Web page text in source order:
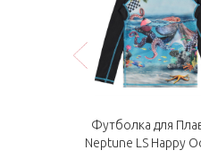
Футболка для
Neptune LS Happy